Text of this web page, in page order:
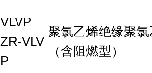
VLVP
ZR-VLV
P
聚氯乙烯绝缘聚
（含阻燃型）